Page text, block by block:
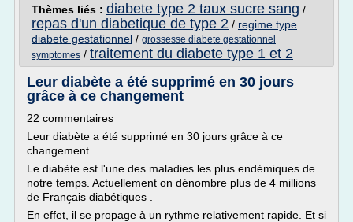
Thèmes liés : diabete type 2 taux sucre sang /
repas d'un diabetique de type 2 / regime type
diabete gestationnel / grossesse diabete gestationnel
symptomes / traitement du diabete type 1 et 2
Leur diabète a été supprimé en 30 jours
grâce à ce changement
22 commentaires
Leur diabète a été supprimé en 30 jours grâce à ce
changement
Le diabète est l'une des maladies les plus endémiques de
notre temps. Actuellement on dénombre plus de 4 millions
de Français diabétiques .
En effet, il se propage à un rythme relativement rapide. Et si